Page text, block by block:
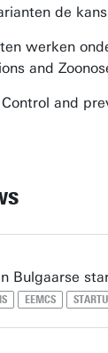
de
werken
and
and
Bulgaarse
EEMCS